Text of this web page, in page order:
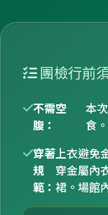
團檢行前
不需空
腹：
本
食。
穿著
規
範：
上衣避免
穿金屬內
裙。場館